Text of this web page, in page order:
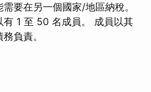
要在另一個國家/地區納稅。
1 至 50 名成員。 成員以其
負責。